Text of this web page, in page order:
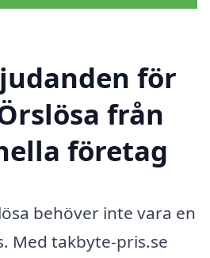
för
från
företag
behöver inte vara en
Med takbyte-pris.se